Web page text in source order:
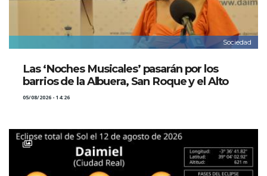
Sociedad
Las ‘Noches Musicales’ pasarán por los
barrios de la Albuera, San Roque y el Alto
05/08/2026 - 14:26